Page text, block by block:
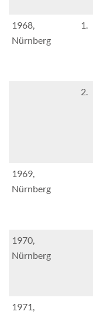
1968,
Nürnberg
1.
2.
1969,
Nürnberg
1970,
Nürnberg
1971,